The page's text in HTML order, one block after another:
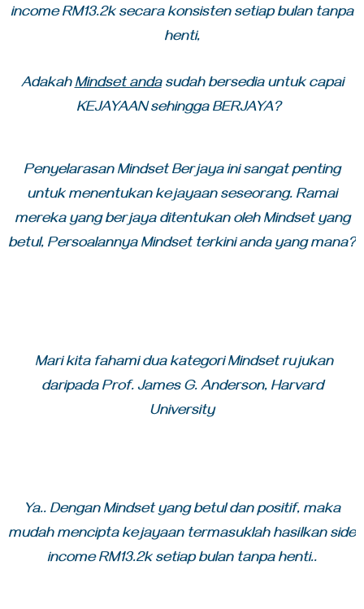
income RM13.2k secara konsisten setiap bulan tanpa
henti,
AdakahMindset andasudah bersedia untuk capai
KEJAYAAN sehingga BERJAYA?
Penyelarasan Mindset Berjaya ini sangat penting
untuk menentukan kejayaan seseorang. Ramai
mereka yang berjaya ditentukan oleh Mindset yang
betul, Persoalannya Mindset terkini anda yang mana?
Mari kita fahami dua kategori Mindset rujukan
daripada Prof. James G. Anderson, Harvard
University
Ya.. Dengan Mindset yang betul dan positif, maka
mudah mencipta kejayaan termasuklah hasilkan side
income RM13.2k setiap bulan tanpa henti..